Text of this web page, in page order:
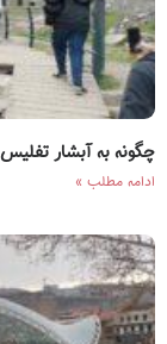
چگونه به آبشار
ادامه مطلب »